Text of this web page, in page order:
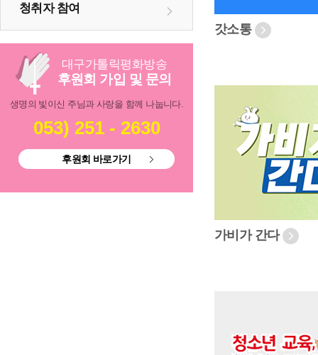
청취자 참여
대구가톨릭평화방송
후원회 가입 및 문의
생명의 빛이신 주님과 사랑을 함께 나눕니다.
053) 251 - 2630
후원회 바로가기
갓소통
가비가 간다